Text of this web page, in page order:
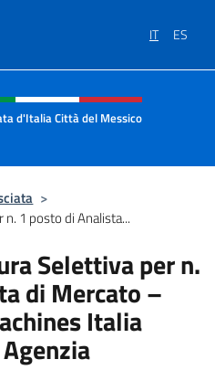
IT ES
social e menù
d'Italia Città del Messico
>
1 posto di Analista...
Selettiva per n.
di Mercato –
Italia